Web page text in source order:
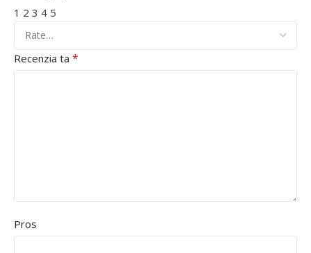
1 2 3 4 5
Recenzia ta *
Pros